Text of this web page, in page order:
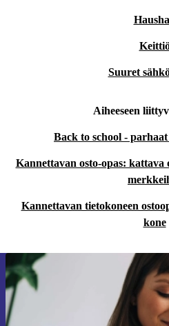
Suuret
Aiheeseen
Back to school -
Kannettavan osto-opas:
Kannettavan tietokoneen
kone
Liity
tilaajaksi ja
Älä missaa enää